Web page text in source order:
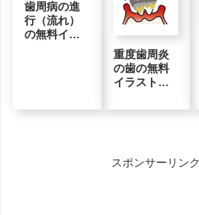
歯周病の進
行（流れ）
の無料イラ
重度歯周炎
の歯の無料
イラスト素
スポンサーリンク